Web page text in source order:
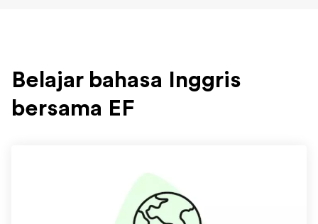
Belajar bahasa Inggris
bersama EF